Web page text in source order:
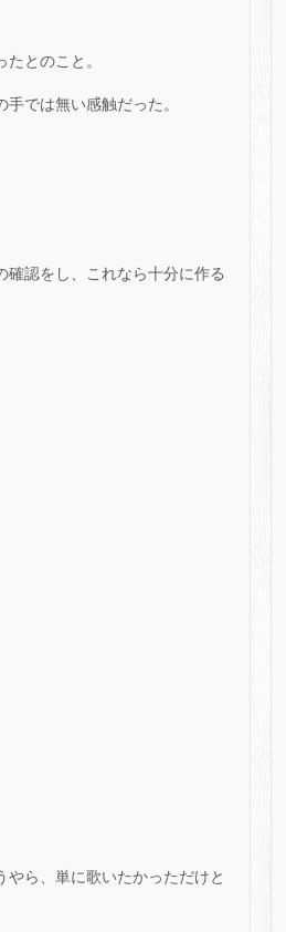
とのこと。
では無い感触だった。
認をし、これなら十分に作る
ら、単に歌いたかっただけと